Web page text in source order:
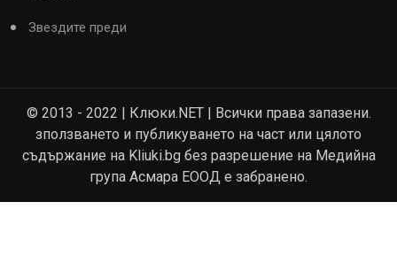
Звездите преди
© 2013 - 2022 | Клюки.NET | Всички права запазени.
зползването и публикуването на част или цялото
съдържание на Kliuki.bg без разрешение на Медийна
група Асмара ЕООД е забранено.